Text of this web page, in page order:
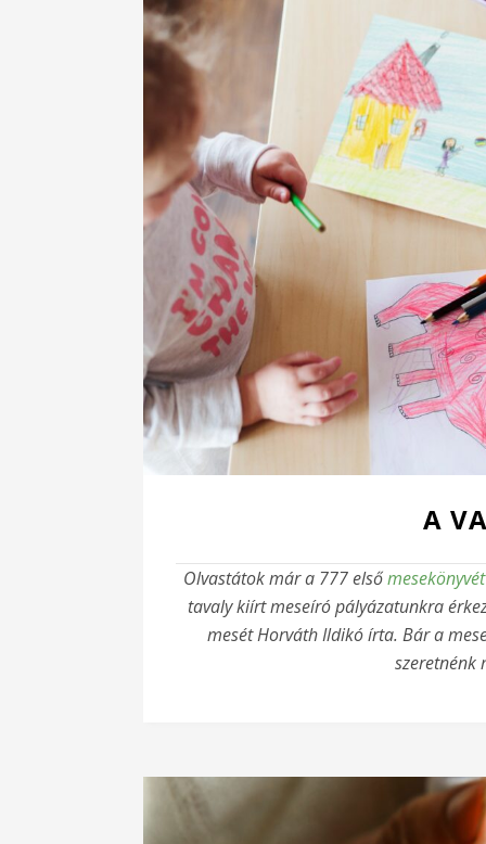
A
Olvastátok már a 777 elsőmesekönyvét
tavaly kiírt meseíró pályázatunkra
mesét Horváth Ildikó írta. Bár a
szeretnénk